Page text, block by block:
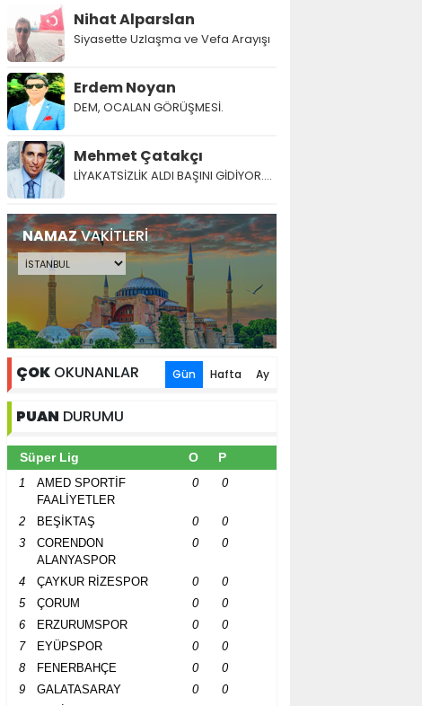
Nihat Alparslan
Siyasette Uzlaşma ve Vefa Arayışı
Erdem Noyan
DEM, OCALAN GÖRÜŞMESİ.
Mehmet Çatakçı
LİYAKATSİZLİK ALDI BAŞINI GİDİYOR....
NAMAZVAKİTLERİ
ÇOK OKUNANLAR Gün Hafta Ay
PUAN DURUMU
Süper Lig O P
1
AMED SPORTİF
FAALİYETLER
0 0
2 BEŞİKTAŞ 0
0
3
CORENDON
ALANYASPOR
0 0
4 ÇAYKUR RİZESPOR 0
0
5
ÇORUM 0
0
6
ERZURUMSPOR 0
0
7
EYÜPSPOR 0
0
8
FENERBAHÇE 0
0
9
GALATASARAY 0
0